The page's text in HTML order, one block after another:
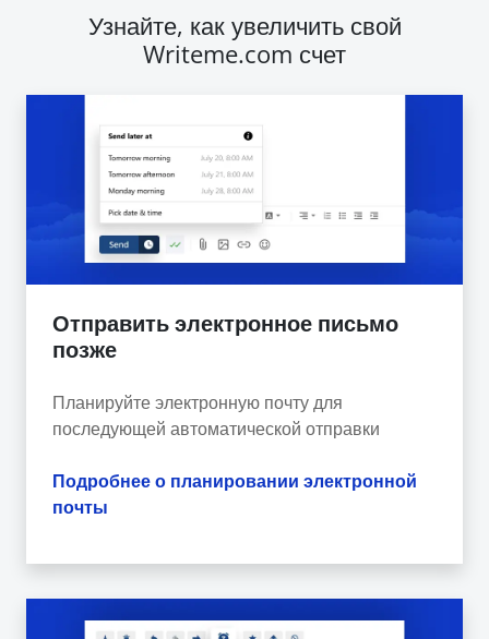
Узнайте, как увеличить свой
Writeme.com счет
Отправить электронное письмо
позже
Планируйте электронную почту для
последующей автоматической отправки
Подробнее о планировании электронной
почты